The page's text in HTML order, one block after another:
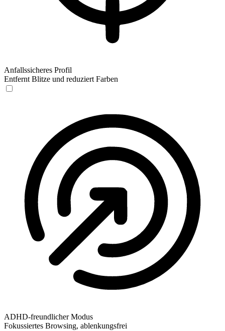
Anfallssicheres Profil
Entfernt Blitze und reduziert Farben
ADHD-freundlicher Modus
Fokussiertes Browsing, ablenkungsfrei